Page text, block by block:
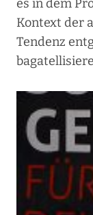
es in dem
Kontext der
Tendenz